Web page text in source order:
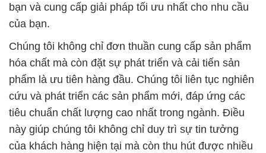
bạn và cung cấp giải pháp tối ưu nhất cho nhu cầu
của bạn.
Chúng tôi không chỉ đơn thuần cung cấp sản phẩm
hóa chất mà còn đặt sự phát triển và cải tiến sản
phẩm là ưu tiên hàng đầu. Chúng tôi liên tục nghiên
cứu và phát triển các sản phẩm mới, đáp ứng các
tiêu chuẩn chất lượng cao nhất trong ngành. Điều
này giúp chúng tôi không chỉ duy trì sự tin tưởng
của khách hàng hiện tại mà còn thu hút được nhiều